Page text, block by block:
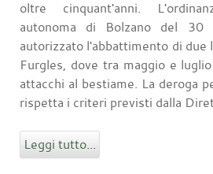
oltre cinquant'anni.
autonoma di Bolzano del 30
autorizzato l'abbattimento di due
Furgles, dove tra maggio e
attacchi al bestiame. La deroga
rispetta i criteri previsti dalla
Leggi tutto...